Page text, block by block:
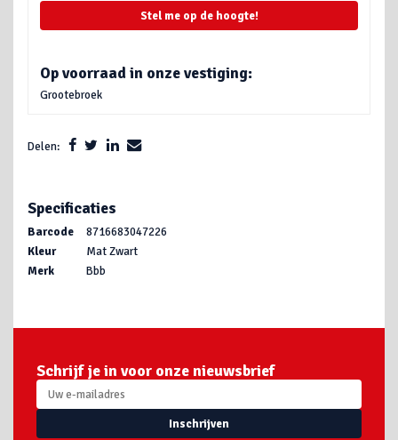
Stel me op de hoogte!
Op voorraad in onze vestiging:
Grootebroek
Delen:
Specificaties
Barcode
8716683047226
Kleur
Mat Zwart
Merk
Bbb
Schrijf je in voor onze nieuwsbrief
Inschrijven